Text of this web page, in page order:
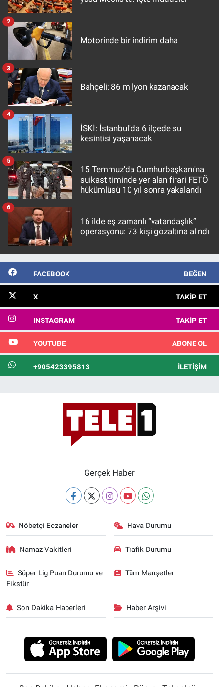
Motorinde bir indirim daha
2
Bahçeli: 86 milyon kazanacak
3
İSKİ: İstanbul'da 6 ilçede su
kesintisi yaşanacak
4
15 Temmuz'da Cumhurbaşkanı'na
suikast timinde yer alan firari FETÖ
hükümlüsü 10 yıl sonra yakalandı
5
16 ilde eş zamanlı “vatandaşlık”
operasyonu: 73 kişi gözaltına alındı
6
FACEBOOK BEĞEN
X TAKIP ET
INSTAGRAM TAKIP ET
YOUTUBE ABONE OL
+905423395813 İLETIŞIM
Gerçek Haber
Nöbetçi Eczaneler Hava Durumu
Namaz Vakitleri Trafik Durumu
Süper Lig Puan Durumu ve
Fikstür
Tüm Manşetler
Son Dakika Haberleri Haber Arşivi